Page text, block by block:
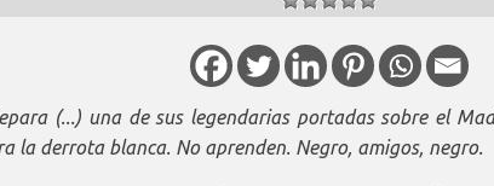
(...) una de sus legendarias portadas sobre el
la derrota blanca. No aprenden. Negro, amigos, negro.